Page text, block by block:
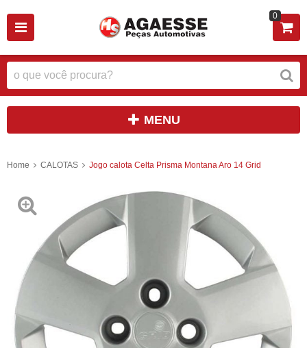
0
MENU
Home CALOTAS Jogo calota Celta Prisma Montana Aro 14 Grid